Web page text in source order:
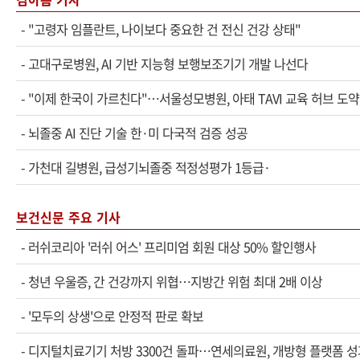
- "고령자 임플란트, 나이보다 중요한 건 전신 건강 상태"
- 고대구로병원, AI 기반 지능형 보행보조기기 개발 나선다
- "이제 한국이 가르친다"…서울성모병원, 아태 TAVI 교육 허브 도약
- 뇌졸중 AI 진단 기술 한·미 다국적 검증 성공
- 가천대 길병원, 급성기뇌졸중 적정성평가 1등급·
보건신문 주요 기사
- 러쉬코리아 '러쉬 어스' 프리미엄 회원 대상 50% 할인행사
- 청년 우울증, 간 건강까지 위협…지방간 위험 최대 2배 이상
- '모두의 상생'으로 안정적 판로 확보
- 디지털치료기기 처방 3300건 돌파…연세의료원, 개방형 플랫폼